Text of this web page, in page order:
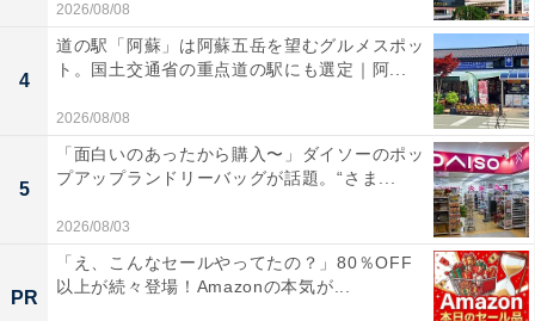
Ξ（クスィー）ガンダム」をフラップ部分に大胆にデザ
イン。プリント部分にはリフレクター仕様が採用されて
おり、暗闇で自動車や自転車のライトが当たると反射し
て光る仕組みです。夜間の安全性を高めてくれる実用的
な機能を備えながら、ガンダムファンにはたまらない特
別感あふれる仕上がりとなっています。
2026/08/08
4
道の駅「阿蘇」は阿蘇五岳を望むグルメスポッ
ト。国土交通省の重点道の駅にも選定｜阿...
2026/08/08
5
「面白いのあったから購入〜」ダイソーのポッ
プアップランドリーバッグが話題。“さま...
2026/08/03
PR
「え、こんなセールやってたの？」80％OFF
以上が続々登場！Amazonの本気が...